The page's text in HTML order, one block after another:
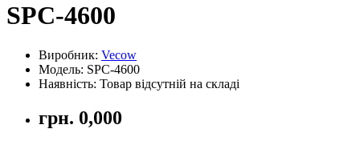
SPC-4600
Виробник: Vecow
Модель: SPC-4600
Наявність: Товар відсутній на складі
грн. 0,000